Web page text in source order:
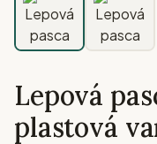
Lepová
plastová